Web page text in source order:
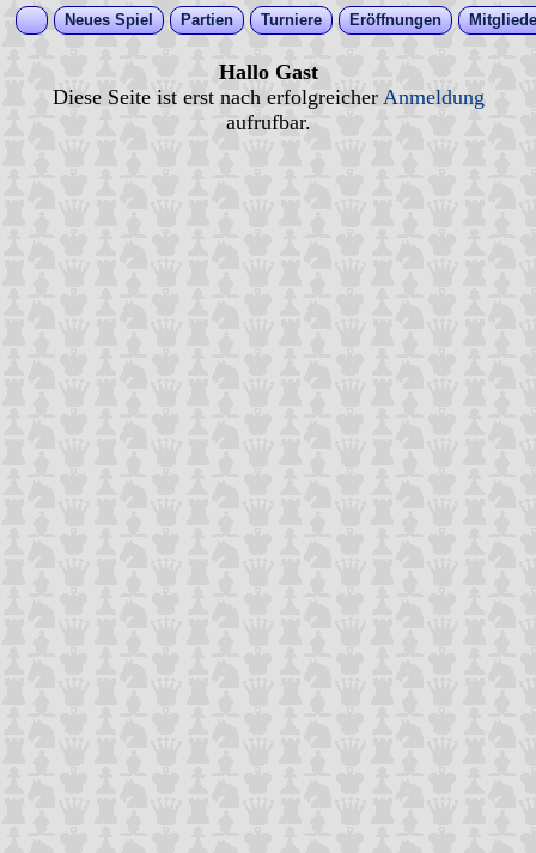
Neues Spiel Partien Turniere Eröffnungen
Hallo Gast
Diese Seite ist erst nach erfolgreicher Anmeldung
aufrufbar.